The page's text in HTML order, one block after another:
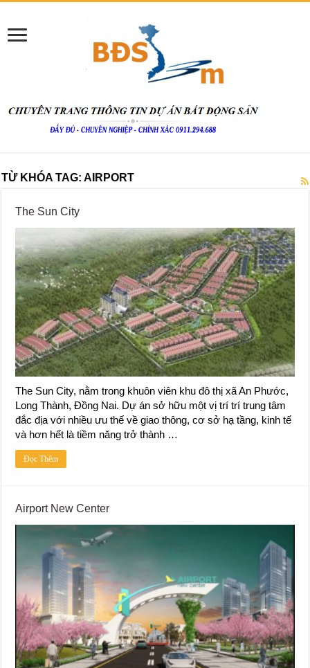
TỪ KHÓA TAG:AIRPORT
The Sun City
The Sun City, nằm trong khuôn viên khu đô thị xã An Phước,
Long Thành, Đồng Nai. Dự án sở hữu một vị trí trí trung tâm
đắc địa với nhiều ưu thế về giao thông, cơ sở hạ tầng, kinh tế
và hơn hết là tiềm năng trở thành …
Đọc Thêm
Airport New Center